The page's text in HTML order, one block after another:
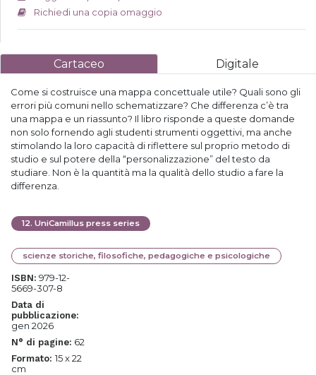
Richiedi una copia omaggio
Cartaceo Digitale
Come si costruisce una mappa concettuale utile? Quali sono gli
errori più comuni nello schematizzare? Che differenza c’è tra
una mappa e un riassunto? Il libro risponde a queste domande
non solo fornendo agli studenti strumenti oggettivi, ma anche
stimolando la loro capacità di riflettere sul proprio metodo di
studio e sul potere della “personalizzazione” del testo da
studiare. Non è la quantità ma la qualità dello studio a fare la
differenza.
12. UniCamillus press series
scienze storiche, filosofiche, pedagogiche e psicologiche
ISBN: 979-12-
5669-307-8
Data di
pubblicazione:
gen 2026
N° di pagine: 62
Formato: 15 x 22
cm